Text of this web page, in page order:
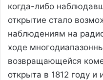
когда-либо
открытие стало
наблюдениям на
ходе
возвращающейся
открыта в 1812 году и